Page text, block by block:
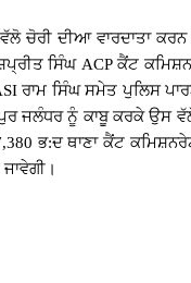
ਚੋਰੀ ਦੀਆ ਵਾਰਦਾਤਾ
ਸਿੰਘ ACP ਕੈਂਟ
ਰਾਮ ਸਿੰਘ ਸਮੇਤ ਪੁਲਿਸ
ਜਲੰਧਰ ਨੂੰ ਕਾਬੂ ਕਰਕੇ ਉਸ
ਭ:ਦ ਥਾਣਾ ਕੈਂਟ